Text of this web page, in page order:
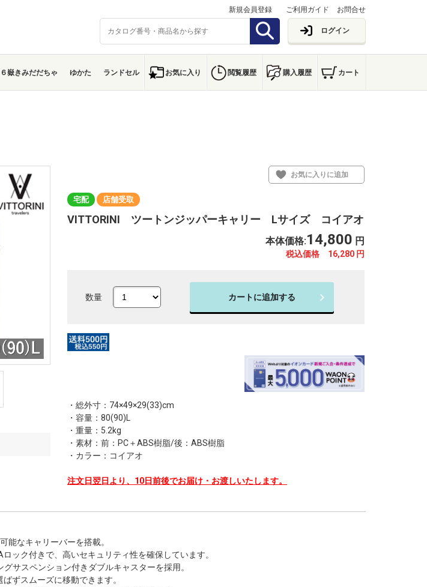
新規会員登録 ご利用ガイド お問合せ
ログイン
嶽きみだだちゃ ゆかた ランドセル お気に入り 閲覧履歴 購入履歴 カート
※写真はイメージです。
お気に入りに追加
宅配 店舗受取
VITTORINI ツートンジッパーキャリー Lサイズ コイアオ
本体価格:14,800 円
税込価格 16,280 円
数量 カートに追加する
・総外寸：74×49×29(33)cm
・容量：80(90)L
・重量：5.2kg
・素材：前：PC＋ABS樹脂/後：ABS樹脂
・カラー：コイアオ
注文日翌日より、10日前後でお届け・お渡しいたします。
能なキャリーバーを搭載。
ック付きで、高いセキュリティ性を確保しています。
サスペンション付きダブルキャスターを採用。
ずスムーズに移動できます。